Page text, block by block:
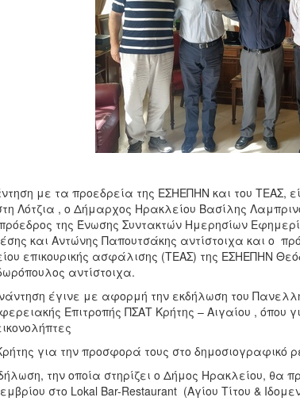
με τα προεδρεία της ΕΣΗΕΠΗΝ και του ΤΕΑΣ,
Λότζια , ο Δήμαρχος Ηρακλείου Βασίλης
της Ένωσης Συντακτών Ημερησίων
και Αντώνης Παπουτσάκης αντίστοιχα και ο
επικουρικής ασφάλισης (ΤΕΑΣ) της ΕΣΗΕΠΗΝ
αντίστοιχα.
έγινε με αφορμή την εκδήλωση του
Επιτροπής ΠΣΑΤ Κρήτης – Αιγαίου ,
για την προσφορά τους στο δημοσιογραφικό
την οποία στηρίζει ο Δήμος Ηρακλείου, θα
στο Lokal Βar-Restaurant (Αγίου Τίτου &